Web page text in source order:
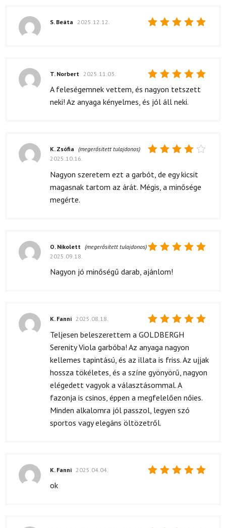
S. Beáta 2025.12.12.
Értékelés:
5/ 5
T. Norbert 2025.11.03.
A feleségemnek vettem, és nagyon tetszett
neki! Az anyaga kényelmes, és jól áll neki.
4 / 5
K. Zsófia (megerősített tulajdonos)
2025.10.16.
Nagyon szeretem ezt a garbót, de egy kicsit
magasnak tartom az árát. Mégis, a minősége
megérte.
5/ 5
O. Nikolett (megerősített tulajdonos)
2025.09.18.
Nagyon jó minőségű darab, ajánlom!
Értékelés:
K. Fanni 2025.08.18.
Teljesen beleszerettem a GOLDBERGH
Serenity Viola garbóba! Az anyaga nagyon
kellemes tapintású, és az illata is friss. Az ujjak
hossza tökéletes, és a színe gyönyörű, nagyon
elégedett vagyok a választásommal. A
fazonja is csinos, éppen a megfelelően nőies.
Minden alkalomra jól passzol, legyen szó
sportos vagy elegáns öltözetről.
K. Fanni 2025.04.04.
ok